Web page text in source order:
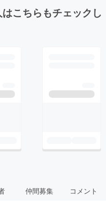
こちらもチェックし
仲間募集 コメント